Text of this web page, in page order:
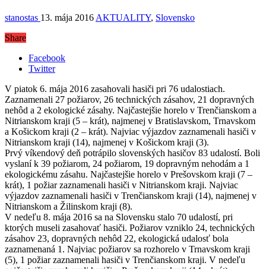
stanostas 13. mája 2016 AKTUALITY, Slovensko
Share
Facebook
Twitter
V piatok 6. mája 2016 zasahovali hasiči pri 76 udalostiach.
Zaznamenali 27 požiarov, 26 technických zásahov, 21 dopravných
nehôd a 2 ekologické zásahy. Najčastejšie horelo v Trenčianskom a
Nitrianskom kraji (5 – krát), najmenej v Bratislavskom, Trnavskom
a Košickom kraji (2 – krát). Najviac výjazdov zaznamenali hasiči v
Nitrianskom kraji (14), najmenej v Košickom kraji (3).
Prvý víkendový deň potrápilo slovenských hasičov 83 udalostí. Boli
vyslaní k 39 požiarom, 24 požiarom, 19 dopravným nehodám a 1
ekologickému zásahu. Najčastejšie horelo v Prešovskom kraji (7 –
krát), 1 požiar zaznamenali hasiči v Nitrianskom kraji. Najviac
výjazdov zaznamenali hasiči v Trenčianskom kraji (14), najmenej v
Nitrianskom a Žilinskom kraji (8).
V nedeľu 8. mája 2016 sa na Slovensku stalo 70 udalostí, pri
ktorých museli zasahovať hasiči. Požiarov vzniklo 24, technických
zásahov 23, dopravných nehôd 22, ekologická udalosť bola
zaznamenaná 1. Najviac požiarov sa rozhorelo v Trnavskom kraji
(5), 1 požiar zaznamenali hasiči v Trenčianskom kraji. V nedeľu